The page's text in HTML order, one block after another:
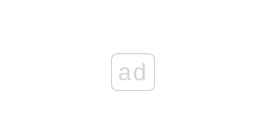
ad